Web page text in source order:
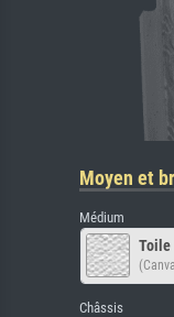
Moyen et
Médium
Toile
Châssis